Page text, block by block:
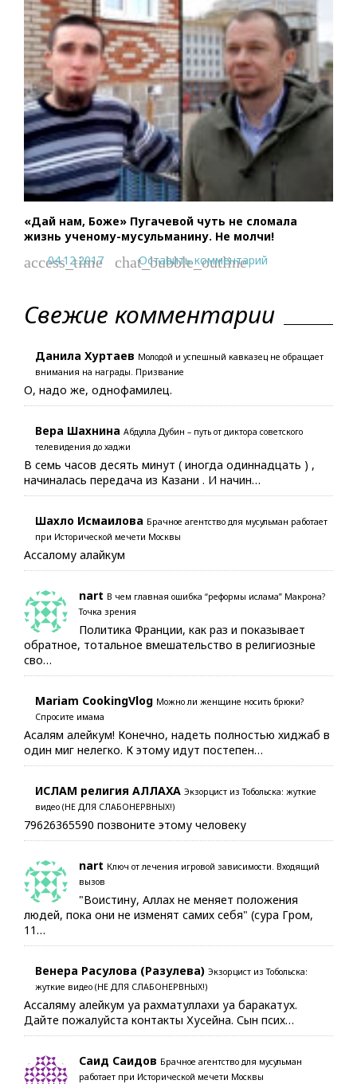
«Дай нам, Боже» Пугачевой чуть не сломала
жизнь ученому-мусульманину. Не молчи!
access_time
04.12.2017 chat_bubble_outline
Оставить комментарий
Свежие комментарии
Данила Хуртаев Молодой и успешный кавказец не обращает
внимания на награды. Призвание
О, надо же, однофамилец.
Вера Шахнина Абдулла Дубин – путь от диктора советского
телевидения до хаджи
В семь часов десять минут ( иногда одиннадцать ) ,
начиналась передача из Казани . И начин…
Шахло Исмаилова Брачное агентство для мусульман работает
при Исторической мечети Москвы
Ассалому алайкум
nart В чем главная ошибка “реформы ислама” Макрона?
Точка зрения
Политика Франции, как раз и показывает
обратное, тотальное вмешательство в религиозные
сво…
Mariam CookingVlog Можно ли женщине носить брюки?
Спросите имама
Асалям алейкум! Конечно, надеть полностью хиджаб в
один миг нелегко. К этому идут постепен…
ИСЛАМ религия АЛЛАХА Экзорцист из Тобольска: жуткие
видео (НЕ ДЛЯ СЛАБОНЕРВНЫХ!)
79626365590 позвоните этому человеку
nart Ключ от лечения игровой зависимости. Входящий
вызов
"Воистину, Аллах не меняет положения
людей, пока они не изменят самих себя" (сура Гром,
11…
Венера Расулова (Разулева) Экзорцист из Тобольска:
жуткие видео (НЕ ДЛЯ СЛАБОНЕРВНЫХ!)
Ассаляму алейкум уа рахматуллахи уа баракатух.
Дайте пожалуйста контакты Хусейна. Сын псих…
Саид Саидов Брачное агентство для мусульман
работает при Исторической мечети Москвы